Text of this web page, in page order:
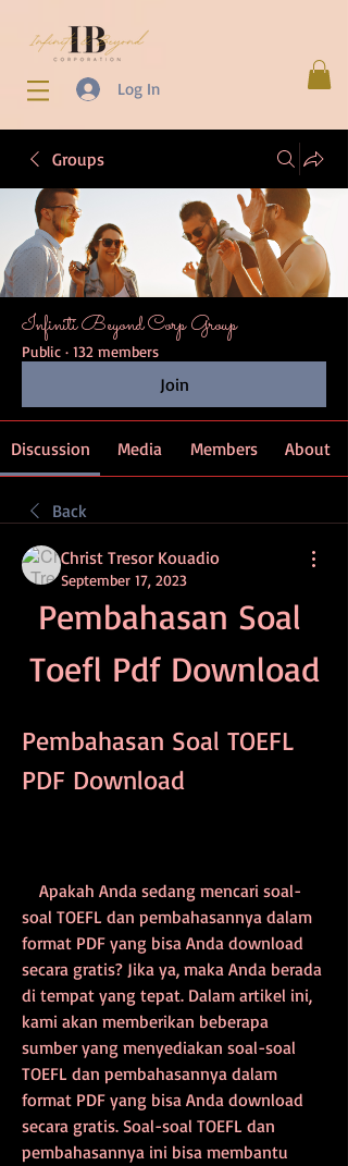
Log In
Groups
Infiniti Beyond Corp Group
Public · 132 members
Join
Discussion Media Members About
Back
Christ Tresor Kouadio
September 17, 2023
Pembahasan Soal
Toefl Pdf Download
Pembahasan Soal TOEFL
PDF Download
soal TOEFL dan pembahasannya dalam
format PDF yang bisa Anda download
secara gratis? Jika ya, maka Anda berada
di tempat yang tepat. Dalam artikel ini,
kami akan memberikan beberapa
sumber yang menyediakan soal-soal
TOEFL dan pembahasannya dalam
format PDF yang bisa Anda download
secara gratis. Soal-soal TOEFL dan
pembahasannya ini bisa membantu